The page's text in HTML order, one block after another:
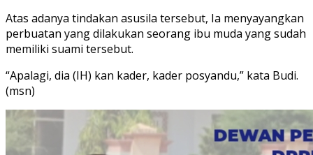
Atas adanya tindakan asusila tersebut, Ia menyayangkan
perbuatan yang dilakukan seorang ibu muda yang sudah
memiliki suami tersebut.
“Apalagi, dia (IH) kan kader, kader posyandu,” kata Budi.
(msn)